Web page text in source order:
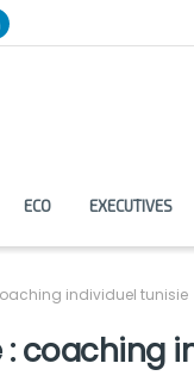
ECO EXECUTIVES
individuel tunisie
coaching